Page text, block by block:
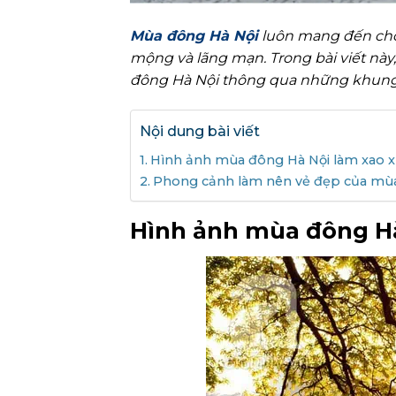
Mùa đông Hà Nộiluôn mang đến
mộng và lãng mạn. Trong bài viết
đông Hà Nội thông qua những
Nội dung bài viết
Hình ảnh mùa đông Hà Nội làm xao
Phong cảnh làm nên vẻ đẹp của
Hình ảnh mùa đông